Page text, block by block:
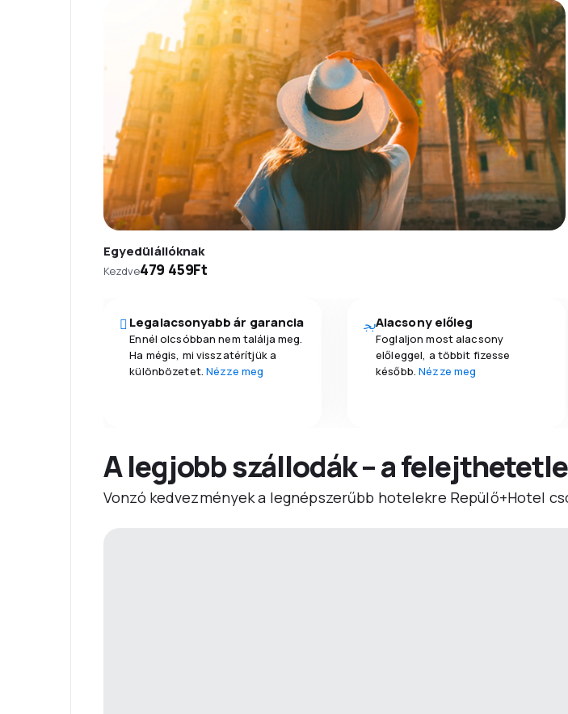
Egyedülállóknak
Kezdve479 459Ft
Legalacsonyabb ár garancia
Ennél olcsóbban nem találja meg.
Ha mégis, mi visszatérítjük a
különbözetet.Nézze meg
Alacsony előleg
Foglaljon most alacsony
előleggel, a többit fizesse
később.Nézze meg
A legjobb szállodák – a
Vonzó kedvezmények a legnépszerűbb hotelekre Repülő+Hotel